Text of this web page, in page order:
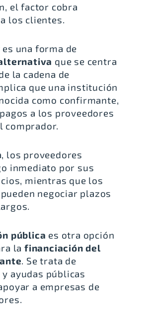
el factor cobra
los clientes.
es una forma de
que se centra
la cadena de
que una institución
como confirmante,
a los proveedores
comprador.
los proveedores
inmediato por sus
mientras que los
negociar plazos
pública es otra opción
lafinanciación del
. Se trata de
ayudas públicas
a empresas de